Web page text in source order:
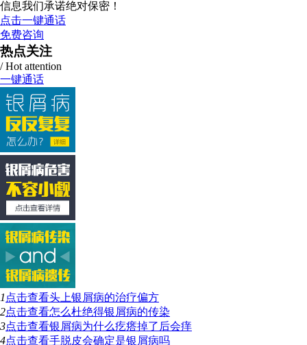
信息我们承诺绝对保密！
点击一键通话
免费咨询
热点关注
/ Hot attention
一键通话
1 点击查看头上银屑病的治疗偏方
2点击查看怎么杜绝得银屑病的传染
3点击查看银屑病为什么疙瘩掉了后会痒
4点击查看手脱皮会确定是银屑病吗